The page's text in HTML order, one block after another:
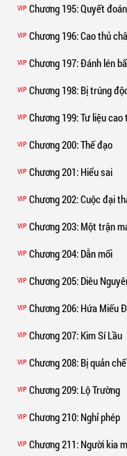
VIP Chương 195: Quyết đoán
VIP Chương 196: Cao thủ
VIP Chương 197: Đánh lén
VIP Chương 198: Bị trúng
VIP Chương 199: Tư liệu cao
VIP Chương 200: Thế đạo
VIP Chương 201: Hiểu sai
VIP Chương 202: Cuộc đại
VIP Chương 203: Một trận
VIP Chương 204: Dẫn mối
VIP Chương 205: Diêu
VIP Chương 206: Hứa Miếu
VIP Chương 207: Kim Sí Lầu
VIP Chương 208: Bị quản chế
VIP Chương 209: Lộ Trường
VIP Chương 210: Nghỉ phép
VIP Chương 211: Người kia